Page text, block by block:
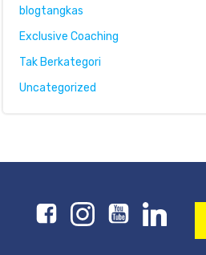
blogtangkas
Exclusive Coaching
Tak Berkategori
Uncategorized